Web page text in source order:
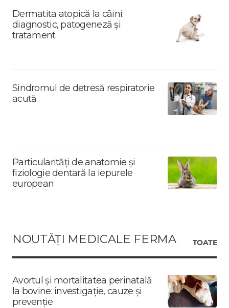
Dermatita atopică la câini:
diagnostic, patogeneză și
tratament
Sindromul de detresă respiratorie
acută
Particularități de anatomie și
fiziologie dentară la iepurele
european
NOUTĂȚI MEDICALE FERMA TOATE
Avortul și mortalitatea perinatală
la bovine: investigație, cauze și
prevenție